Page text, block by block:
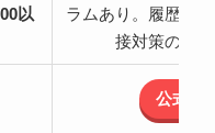
以
ラムあり。履歴書
接対策のサ
公式サ